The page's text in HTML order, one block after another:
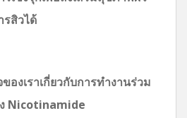
รสิวได้
องเราเกี่ยวกับการทำงานร่วม
Nicotinamide